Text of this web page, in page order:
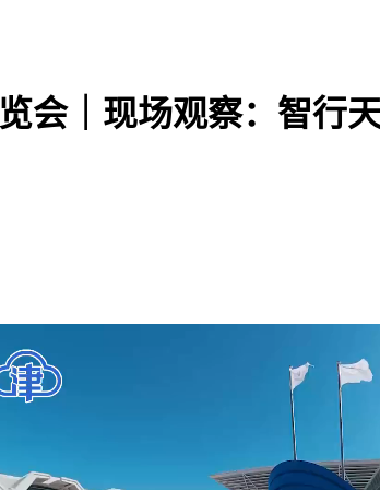
会｜现场观察：智行